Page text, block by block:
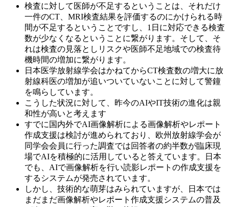
検査に対して医師が不足するということは、それだけ
一件のCT、MRI検査結果を評価するのにかけられる時
間が不足するということですし、1日に対応できる検査
数が少なくなるということに繋がります。そして、そ
れは検査の見落としリスクや医師不足地域での検査待
機時間の増加に繋がります。
日本医学放射線学会はかねてからCT検査数の増大に放
射線科医の増加が追いついていないことに対して警鐘
を鳴らしています。
こうした状況に対して、昨今のAIやIT技術の進化は親
和性が高いと考えます
すでに国内外でAI画像解析による画像解析やレポート
作成支援は検討が進められており、欧州放射線学会が
同学会会員に行った調査では回答者の約半数が臨床現
場でAIを積極的に活用していると答えています。日本
でも、AIで画像解析を行い読影レポートの作成支援を
するシステムが発売されています。
しかし、技術的な萌芽はみられていますが、日本では
まだまだ画像解析やレポート作成支援システムの普及